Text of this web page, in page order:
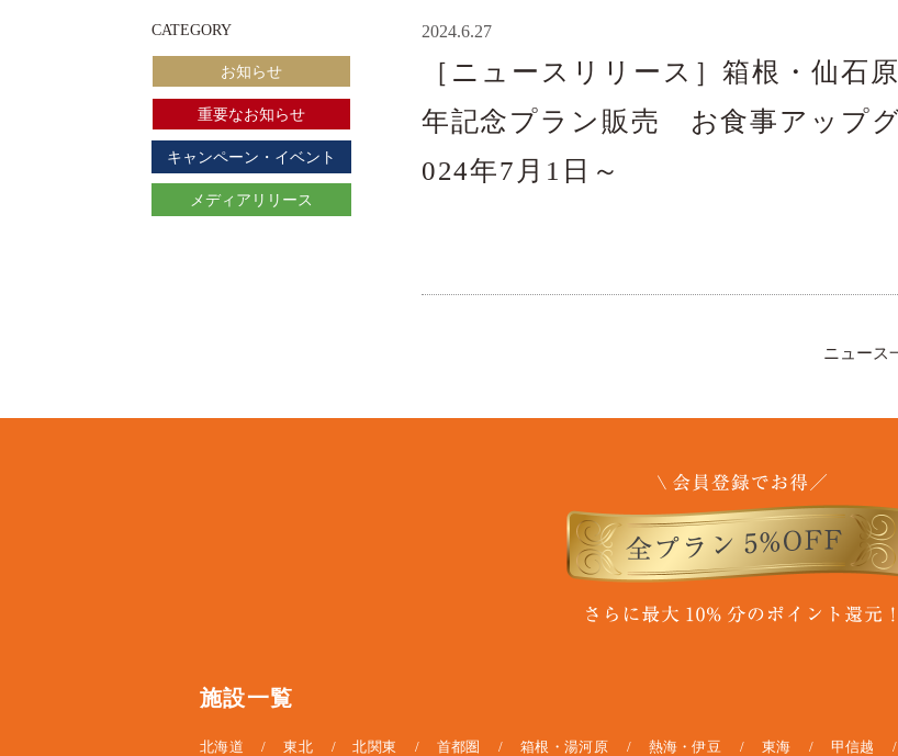
2024.6.27
［ニュースリリース］箱根・仙石
年記念プラン販売 お食事アップ
024年7月1日～
ニュース
CATEGORY
お知らせ
重要なお知らせ
キャンペーン・イベント
メディアリリース
施設一覧
北海道 東北 北関東 首都圏 箱根・湯河原 熱海・伊豆 東海 甲信越